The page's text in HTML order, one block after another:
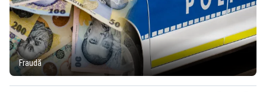
Fraudă